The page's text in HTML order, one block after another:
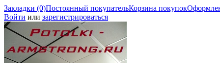
Закладки (0)Постоянный покупательКорзина покупок
Войти или зарегистрироваться